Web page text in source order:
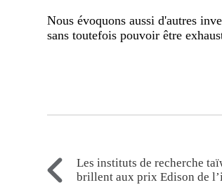
Nous évoquons aussi d'autres
sans toutefois pouvoir être
Les instituts de recherche
brillent aux prix Edison de